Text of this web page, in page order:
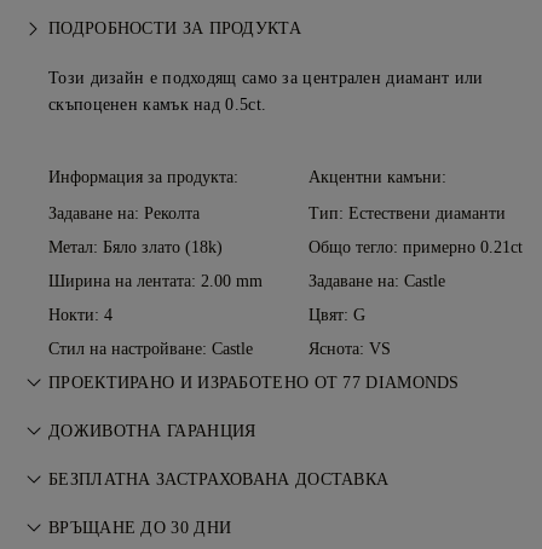
ПОДРОБНОСТИ ЗА ПРОДУКТА
Този дизайн е подходящ само за централен диамант или
скъпоценен камък над 0.5ct.
Информация за продукта:
Задаване на: Реколта
Метал: Бяло злато (18k)
Ширина на лентата: 2.00 mm
Нокти: 4
Стил на настройване: Castle
Акцентни камъни:
Тип: Естествени диаманти
Общо тегло: примерно 0.21ct
Задаване на: Castle
Цвят: G
Яснота: VS
ПРОЕКТИРАНО И ИЗРАБОТЕНО ОТ 77 DIAMONDS
Изкуството на бижутерията, усъвършенствано от
ДОЖИВОТНА ГАРАНЦИЯ
Всяка покупка от 77 Diamonds включва доживотна
ремонти са безплатни. Вижте
БЕЗПЛАТНА ЗАСТРАХОВАНА ДОСТАВКА
Всички пощенски услуги са безплатни, без значение къде
ВРЪЩАНЕ ДО 30 ДНИ